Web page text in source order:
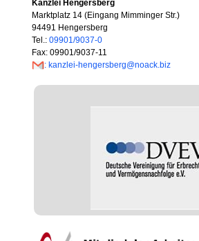
Kanzlei Hengersberg
Marktplatz 14 (Eingang Mimminger Str.)
94491 Hengersberg
Tel.: 09901/9037-0
Fax: 09901/9037-11
: kanzlei-hengersberg@noack.biz